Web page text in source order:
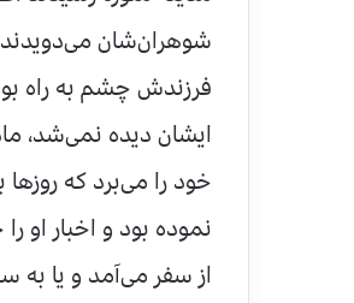
شوهران‌شان می‌دویدند،
فرزندش چشم به راه
ایشان دیده نمی‌شد،
خود را می‌برد كه
نموده بود و اخبار
از سفر می‌آمد و یا به